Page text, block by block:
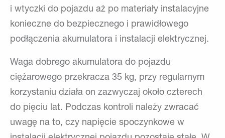
i wtyczki do pojazdu aż po materiały instalacyjne
konieczne do bezpiecznego i prawidłowego
podłączenia akumulatora i instalacji elektrycznej.
Waga dobrego akumulatora do pojazdu
ciężarowego przekracza 35 kg, przy regularnym
korzystaniu działa on zazwyczaj około czterech
do pięciu lat. Podczas kontroli należy zwracać
uwagę na to, czy napięcie spoczynkowe w